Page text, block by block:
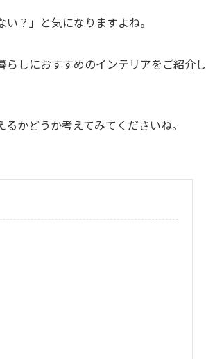
？」と気になりますよね。
しにおすすめのインテリアをご紹介し
かどうか考えてみてくださいね。